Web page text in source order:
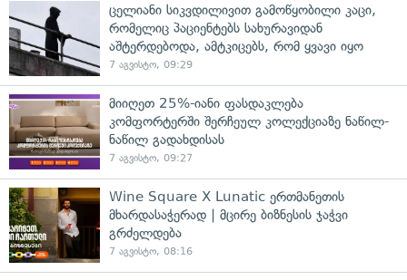
ცელიანი სიკვდილივით გამოწყობილი კაცი,
რომელიც პაციენტებს სახურავიდან
აშტერდებოდა, ამტკიცებს, რომ ყვავი იყო
7 აგვისტო, 09:29
მიიღეთ 25%-იანი ფასდაკლება
კომფორტერში შერჩეულ კოლექციაზე ნაწილ-
ნაწილ გადახდისას
7 აგვისტო, 09:27
Wine Square X Lunatic ერთმანეთის
მხარდასაჭერად | მცირე ბიზნესის ჯაჭვი
გრძელდება
7 აგვისტო, 08:16